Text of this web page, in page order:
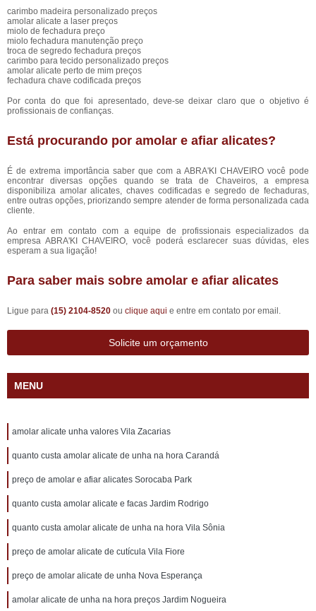
carimbo madeira personalizado preços
amolar alicate a laser preços
miolo de fechadura preço
miolo fechadura manutenção preço
troca de segredo fechadura preços
carimbo para tecido personalizado preços
amolar alicate perto de mim preços
fechadura chave codificada preços
Por conta do que foi apresentado, deve-se deixar claro que o objetivo é
profissionais de confianças.
Está procurando por amolar e afiar alicates?
É de extrema importância saber que com a ABRA'KI CHAVEIRO você pode
encontrar diversas opções quando se trata de Chaveiros, a empresa
disponibiliza amolar alicates, chaves codificadas e segredo de fechaduras,
entre outras opções, priorizando sempre atender de forma personalizada cada
cliente.
Ao entrar em contato com a equipe de profissionais especializados da
empresa ABRA'KI CHAVEIRO, você poderá esclarecer suas dúvidas, eles
esperam a sua ligação!
Para saber mais sobre amolar e afiar alicates
Ligue para (15) 2104-8520 ou clique aqui e entre em contato por email.
Solicite um orçamento
MENU
amolar alicate unha valores Vila Zacarias
quanto custa amolar alicate de unha na hora Carandá
preço de amolar e afiar alicates Sorocaba Park
quanto custa amolar alicate e facas Jardim Rodrigo
quanto custa amolar alicate de unha na hora Vila Sônia
preço de amolar alicate de cutícula Vila Fiore
preço de amolar alicate de unha Nova Esperança
amolar alicate de unha na hora preços Jardim Nogueira